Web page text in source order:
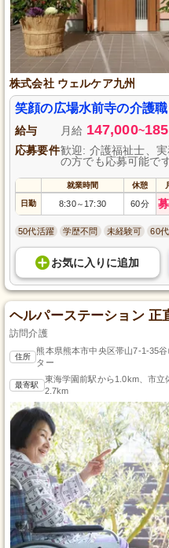
株式会社 ウェルケア九州
笑顔の広場水前寺の介護
給与 月給 147,000~
応募要件歓迎: 介護福祉士、
の方でも応募可能です
就業時間 休憩
日勤 8:30～ 17:30 60分
50代活躍 学歴不問 未経験可 60
お気に入り に追加
ヘルパーステーション 正
訪問介護
住所
熊本県熊本市中央区帯山7-1-35
ター
最寄駅
東海学園前駅から1.0km、市
2.7km